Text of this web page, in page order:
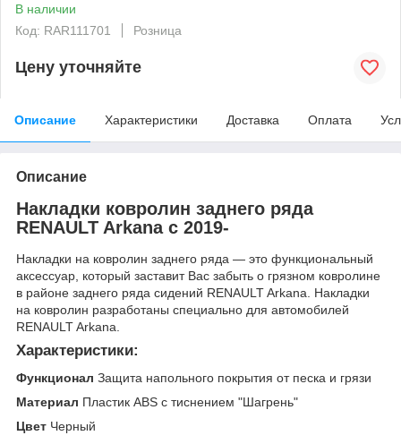
В наличии
Код: RAR111701
Розница
Цену уточняйте
Описание Характеристики Доставка Оплата
Описание
Накладки ковролин заднего ряда
RENAULT Arkana с 2019-
Накладки на ковролин заднего ряда — это функциональный
аксессуар, который заставит Вас забыть о грязном ковролине
в районе заднего ряда сидений RENAULT Arkana. Накладки
на ковролин разработаны специально для автомобилей
RENAULT Arkana.
Характеристики:
Функционал Защита напольного покрытия от песка и грязи
Материал Пластик ABS с тиснением "Шагрень"
Цвет Черный